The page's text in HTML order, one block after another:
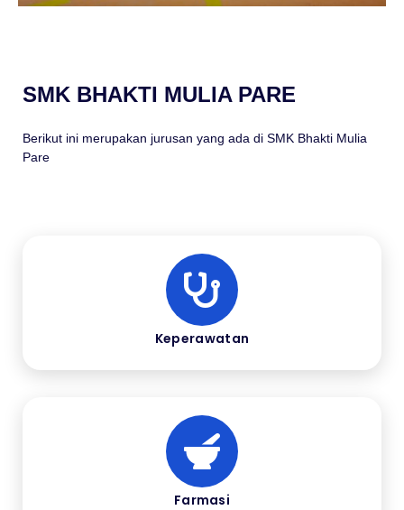
SMK BHAKTI MULIA PARE
Berikut ini merupakan jurusan yang ada di SMK Bhakti Mulia
Pare
Keperawatan
Farmasi